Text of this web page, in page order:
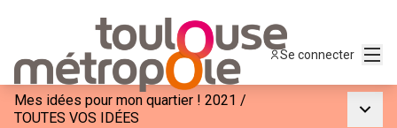
Se connecter
Mes idées pour mon quartier ! 2021 /
TOUTES VOS IDÉES